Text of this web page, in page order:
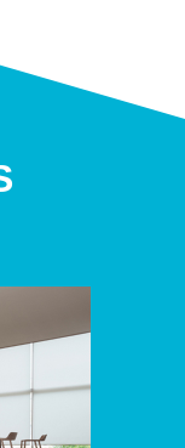
するお知らせ
お知らせ